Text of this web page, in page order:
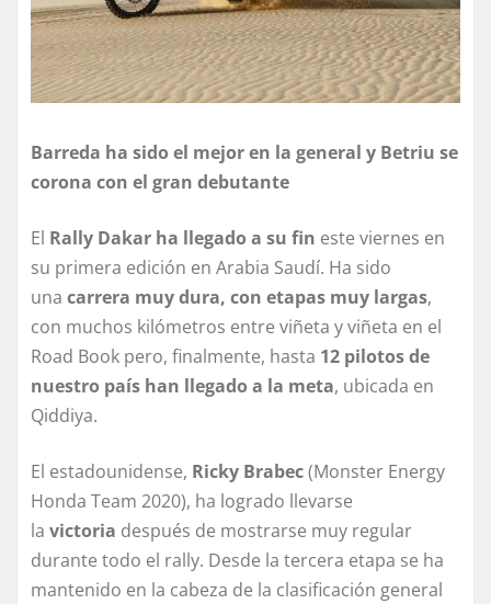
Barreda ha sido el mejor en la general y Betriu se
corona con el gran debutante
El Rally Dakar ha llegado a su fin este viernes en
su primera edición en Arabia Saudí. Ha sido
una carrera muy dura, con etapas muy largas,
con muchos kilómetros entre viñeta y viñeta en el
Road Book pero, finalmente, hasta 12 pilotos de
nuestro país han llegado a la meta, ubicada en
Qiddiya.
El estadounidense, Ricky Brabec(Monster Energy
Honda Team 2020), ha logrado llevarse
la victoria después de mostrarse muy regular
durante todo el rally. Desde la tercera etapa se ha
mantenido en la cabeza de la clasificación general